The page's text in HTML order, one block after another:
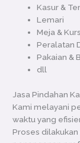
Kasur &
Lemari
Meja &
Peralatan
Pakaian &
dll
Jasa Pindahan
Kami melayani
waktu yang
Proses